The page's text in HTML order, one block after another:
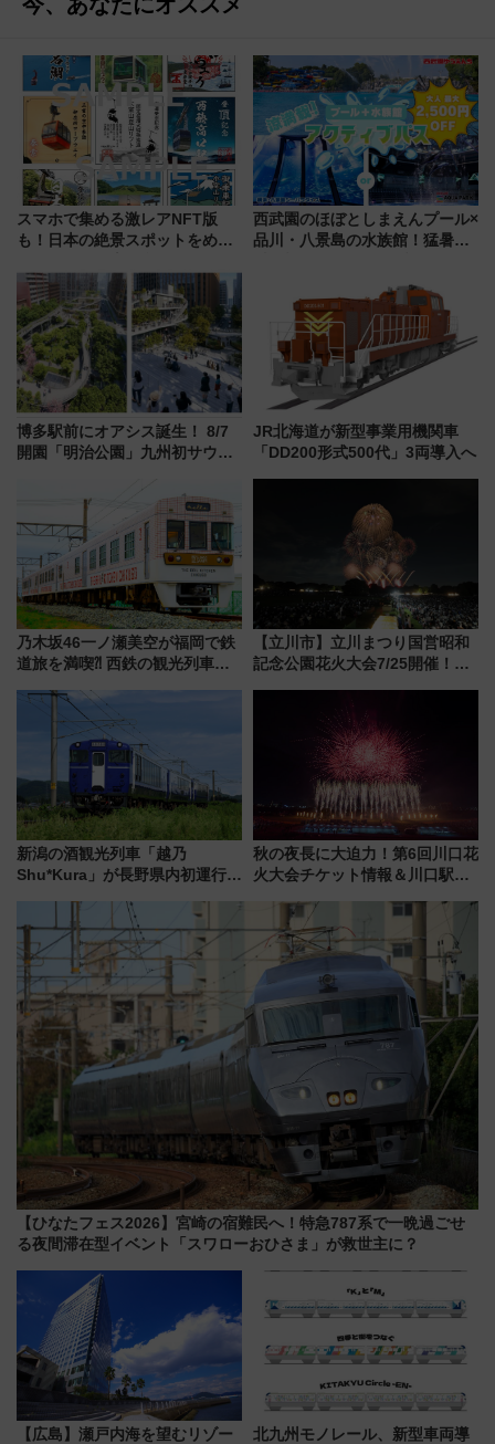
スマホで集める激レアNFT版
も！日本の絶景スポットをめぐ
ん)」企画がスタート
西武園のほぼとしまえんプール×
品川・八景島の水族館！猛暑を
夏休みをお得に楽しむ！
博多駅前にオアシス誕生！ 8/7
開園「明治公園」九州初サウナ
品グルメ登場で駅前の過ごし方
JR北海道が新型事業用機関車
「DD200形式500代」3両導入へ
乃木坂46一ノ瀬美空が福岡で鉄
道旅を満喫⁈ 西鉄の観光列車
CHIKUGO」で巡る福岡･太宰
府･柳川の旅！YouTubeが公開
【立川市】立川まつり国営昭和
記念公園花火大会7/25開催！
混雑に要注意、その理由は
新潟の酒観光列車「越乃
Shu*Kura」が長野県内初運行！
秋の夜長に大迫力！第6回川口花
火大会チケット情報＆川口駅か
【ひなたフェス2026】宮崎の宿難民へ！特急787系で一晩過ごせ
る夜間滞在型イベント「スワローおひさま」が救世主に？
【広島】瀬戸内海を望むリゾー
北九州モノレール、新型車両導